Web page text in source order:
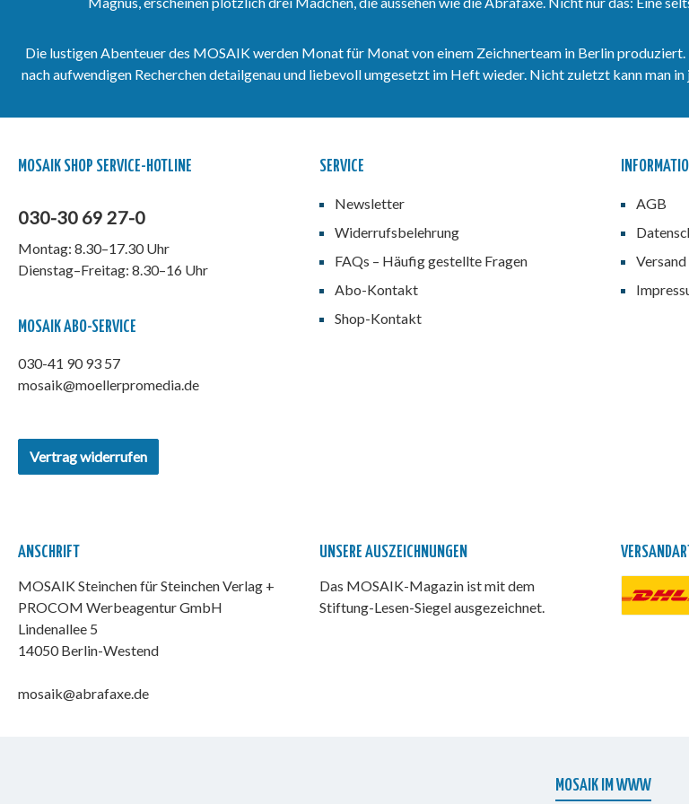
Die lustigen Abenteuer des MOSAIK werden Monat für Monat von einem Zeichnerteam in Berlin
nach aufwendigen Recherchen detailgenau und liebevoll umgesetzt im Heft wieder. Nicht zuletzt kann man
MOSAIK SHOP SERVICE-HOTLINE
030-30 69 27-0
Montag: 8.30–17.30 Uhr
Dienstag–Freitag: 8.30–16 Uhr
MOSAIK ABO-SERVICE
030-41 90 93 57
mosaik@moellerpromedia.de
Vertrag widerrufen
SERVICE
Newsletter
Widerrufsbelehrung
FAQs – Häufig gestellte Fragen
Abo-Kontakt
Shop-Kontakt
AGB
ANSCHRIFT
MOSAIK Steinchen für Steinchen Verlag +
PROCOM Werbeagentur GmbH
Lindenallee 5
14050 Berlin-Westend
mosaik@abrafaxe.de
UNSERE AUSZEICHNUNGEN
Das MOSAIK-Magazin ist mit dem
Stiftung-Lesen-Siegel ausgezeichnet.
MOSAIK IM WWW